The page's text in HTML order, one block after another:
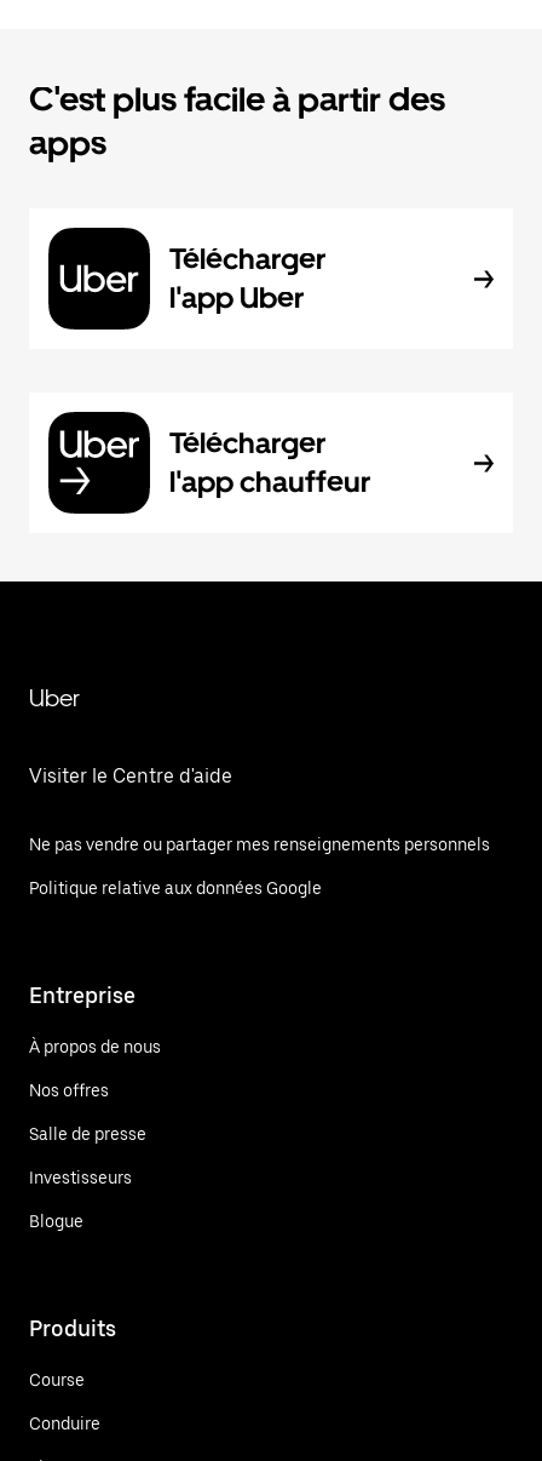
C'est plus facile à partir des
apps
Télécharger
l'app Uber
Télécharger
l'app chauffeur
Uber
Visiter le Centre d'aide
Ne pas vendre ou partager mes renseignements personnels
Politique relative aux données Google
Entreprise
À propos de nous
Nos offres
Salle de presse
Investisseurs
Blogue
Produits
Course
Conduire